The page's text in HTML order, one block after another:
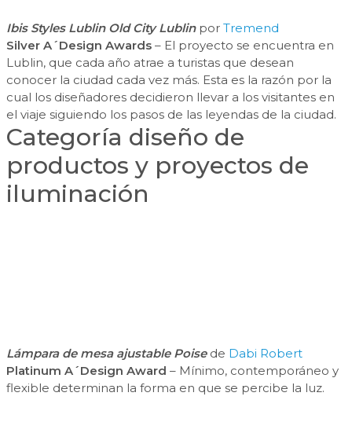
Ibis Styles Lublin Old City Lublinpor Tremend
Silver A´Design Awards – El proyecto se encuentra en
Lublin, que cada año atrae a turistas que desean
conocer la ciudad cada vez más. Esta es la razón por la
cual los diseñadores decidieron llevar a los visitantes en
el viaje siguiendo los pasos de las leyendas de la ciudad.
Categoría diseño de
productos y proyectos de
iluminación
Lámpara de mesa ajustable Poisede Dabi Robert
Platinum A´Design Award – Mínimo, contemporáneo y
flexible determinan la forma en que se percibe la luz.